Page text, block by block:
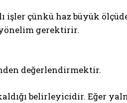
işler çünkü haz büyük
gerektirir.
değerlendirmektir.
belirleyicidir. Eğer